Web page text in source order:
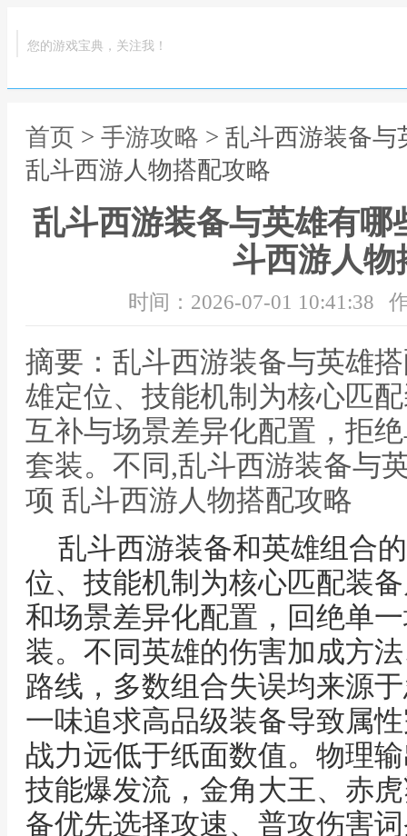
您的游戏宝典，关注我！
首页 > 手游攻略 > 乱斗西游装备
乱斗西游人物搭配攻略
乱斗西游装备与英雄有哪
斗西游人物
时间：2026-07-01 10:41:38
摘要：乱斗西游装备与英雄
雄定位、技能机制为核心匹
互补与场景差异化配置，拒
套装。不同,乱斗西游装备与
项 乱斗西游人物搭配攻略
乱斗西游装备和英雄组合
位、技能机制为核心匹配装
和场景差异化配置，回绝单
装。不同英雄的伤害加成方
路线，多数组合失误均来源
一味追求高品级装备导致属
战力远低于纸面数值。物理
技能爆发流，金角大王、赤
备优先选择攻速、普攻伤害